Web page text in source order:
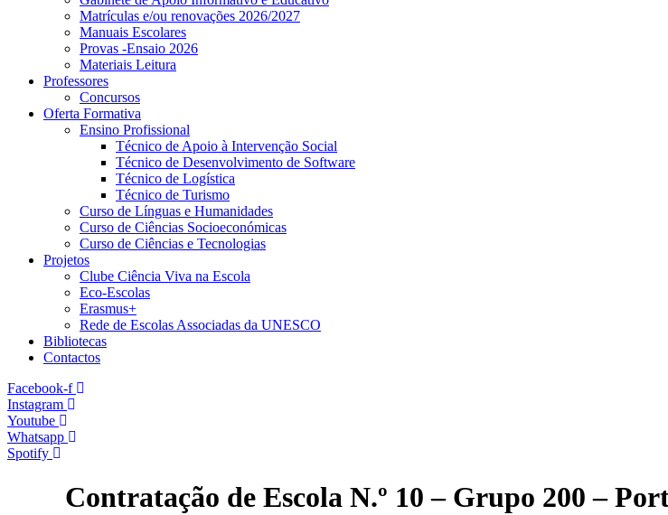
Matrículas e/ou renovações 2026/2027
Manuais Escolares
Provas -Ensaio 2026
Materiais Leitura
Professores
Concursos
Oferta Formativa
Ensino Profissional
Técnico de Apoio à Intervenção Social
Técnico de Desenvolvimento de Software
Técnico de Logística
Técnico de Turismo
Curso de Línguas e Humanidades
Curso de Ciências Socioeconómicas
Curso de Ciências e Tecnologias
Projetos
Clube Ciência Viva na Escola
Eco-Escolas
Erasmus+
Rede de Escolas Associadas da UNESCO
Bibliotecas
Contactos
Facebook-f
Instagram
Youtube
Whatsapp
Spotify
Contratação de Escola N.º 10 – Grupo 200 –